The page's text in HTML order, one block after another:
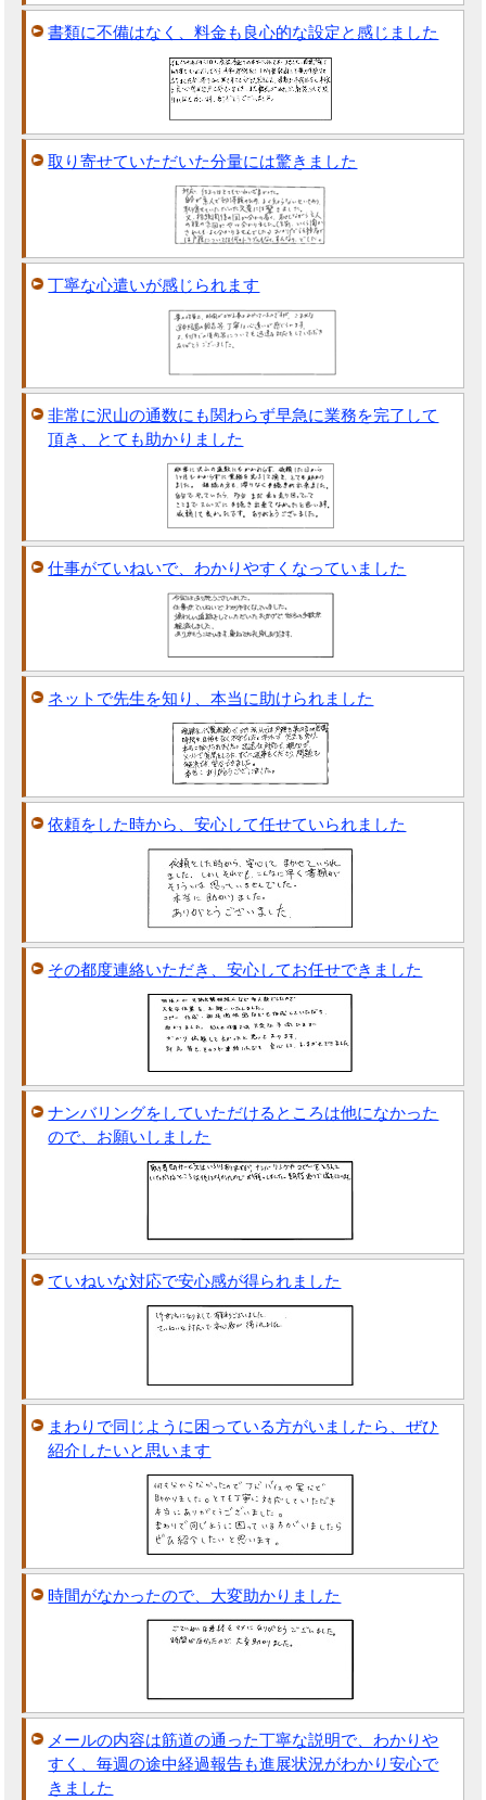
書類に不備はなく、料金も良心的な設定と感じました
取り寄せていただいた分量には驚きました
丁寧な心遣いが感じられます
非常に沢山の通数にも関わらず早急に業務を完了して
頂き、とても助かりました
仕事がていねいで、わかりやすくなっていました
ネットで先生を知り、本当に助けられました
依頼をした時から、安心して任せていられました
その都度連絡いただき、安心してお任せできました
ナンバリングをしていただけるところは他になかった
ので、お願いしました
ていねいな対応で安心感が得られました
まわりで同じように困っている方がいましたら、ぜひ
紹介したいと思います
時間がなかったので、大変助かりました
メールの内容は筋道の通った丁寧な説明で、わかりや
すく、毎週の途中経過報告も進展状況がわかり安心で
きました